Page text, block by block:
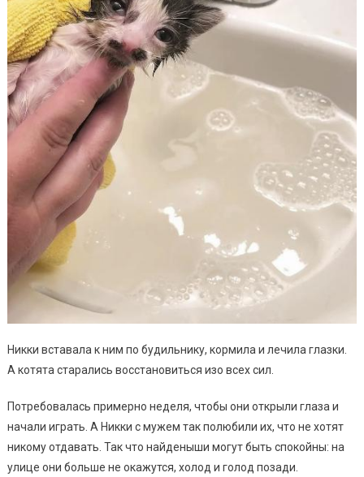
Никки вставала к ним по будильнику, кормила и лечила глазки.
А котята старались восстановиться изо всех сил.
Потребовалась примерно неделя, чтобы они открыли глаза и
начали играть. А Никки с мужем так полюбили их, что не хотят
никому отдавать. Так что найденыши могут быть спокойны: на
улице они больше не окажутся, холод и голод позади.